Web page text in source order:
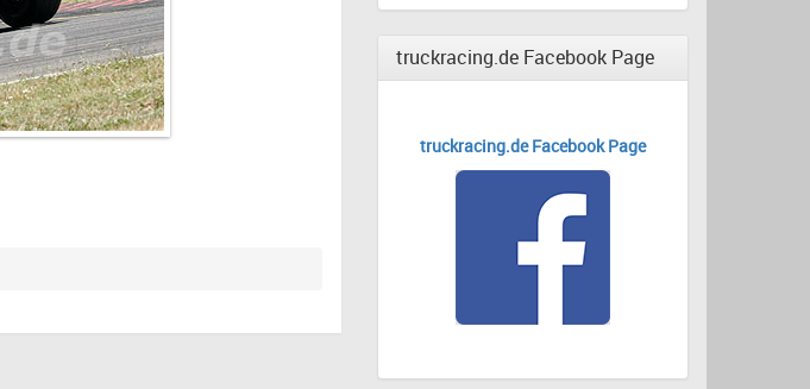
truckracing.de Facebook Page
truckracing.de Facebook Page